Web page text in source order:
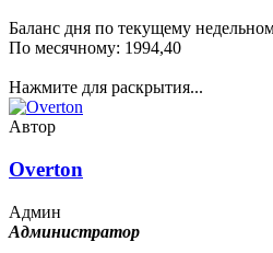
Баланс дня по текущему
По месячному: 1994,40
Нажмите для раскрытия...
Автор
Overton
Админ
Администратор